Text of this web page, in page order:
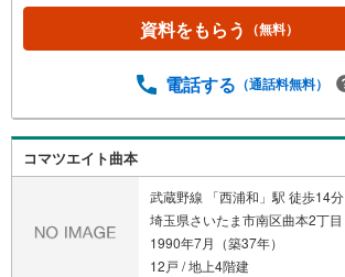
資料をもらう （無料）
電話する （通話料無料）
コマツエイト曲本
武蔵野線 「西浦和」駅 徒歩14分
埼玉県さいたま市南区曲本2丁目
1990年7月（築37年）
12戸 / 地上4階建